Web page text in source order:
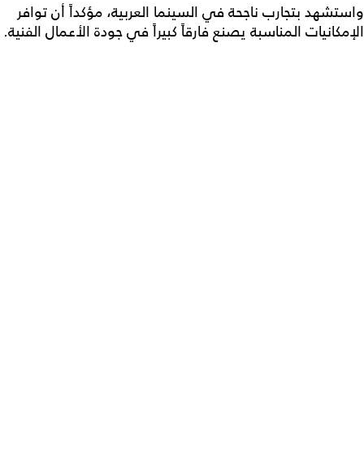
واستشهد بتجارب ناجحة في السينما العربية، مؤكداً أن توافر
الإمكانيات المناسبة يصنع فارقاً كبيراً في جودة الأعمال الفنية.